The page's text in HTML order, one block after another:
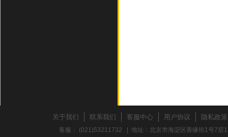
关于我们 联系我们 客服中心 用户协议 隐私政策
客服： (021)53211732 | 地址：北京市海淀区善缘街1号7